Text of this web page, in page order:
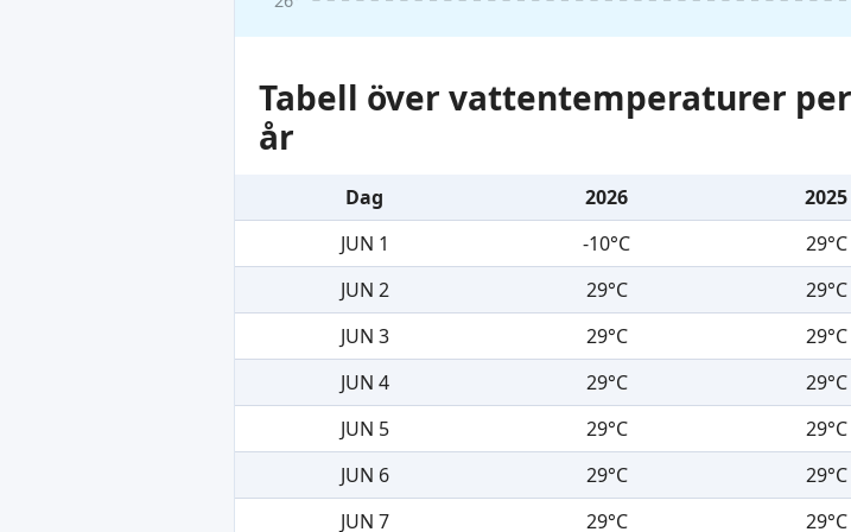
Tabell över vattentemperaturer
år
Dag 2026 2025
JUN 1
-10°C 29°C
JUN 2
29°C 29°C
JUN 3
29°C 29°C
JUN 4
29°C 29°C
JUN 5
29°C 29°C
JUN 6
29°C 29°C
JUN 7
29°C 29°C